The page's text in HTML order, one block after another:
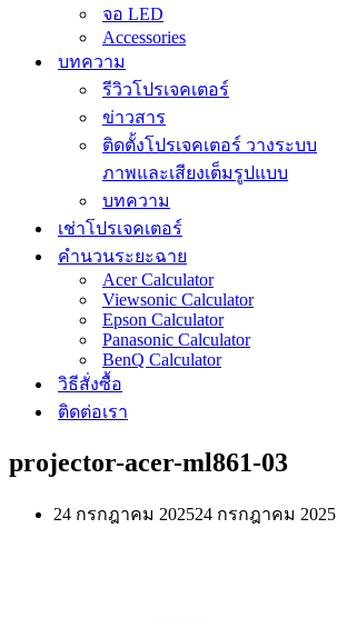
จอ LED
Accessories
บทความ
รีวิวโปรเจคเตอร์
ข่าวสาร
ติดตั้งโปรเจคเตอร์ วางระบบ
ภาพและเสียงเต็มรูปแบบ
บทความ
เช่าโปรเจคเตอร์
คำนวนระยะฉาย
Acer Calculator
Viewsonic Calculator
Epson Calculator
Panasonic Calculator
BenQ Calculator
วิธีสั่งซื้อ
ติดต่อเรา
projector-acer-ml861-03
24 กรกฎาคม 202524 กรกฎาคม 2025